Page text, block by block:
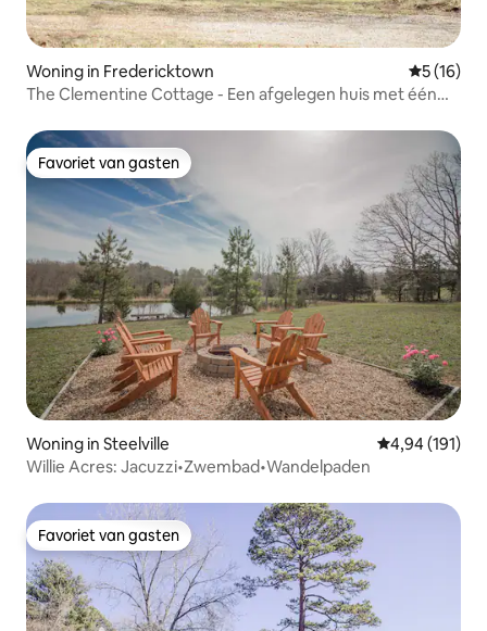
Woning in Fredericktown
5 (16)
The Clementine Cottage - Een afgelegen huis met één
Favoriet van gasten
Favoriet van gasten
Woning in Steelville Gemiddelde
4,94 (191)
Willie Acres: Jacuzzi•Zwembad•Wandelpaden
Favoriet van gasten
Favoriet van gasten